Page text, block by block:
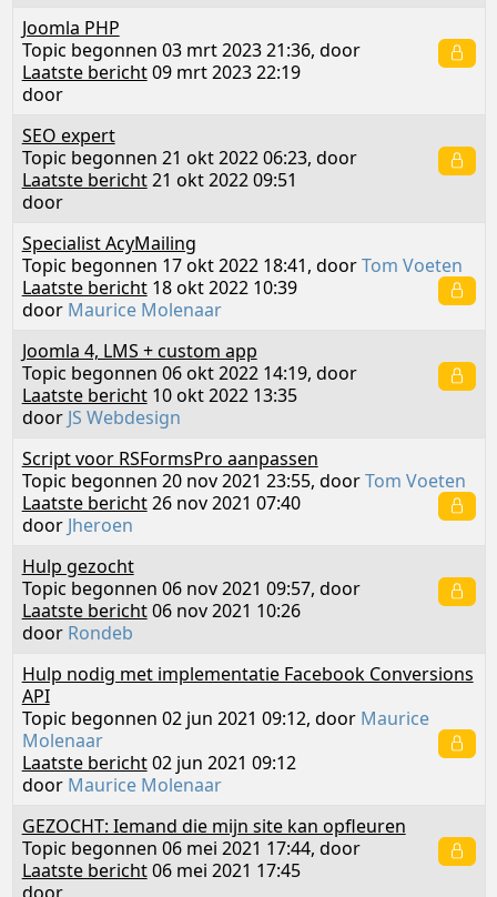
Joomla PHP
Topic begonnen 03 mrt 2023 21:36, door
Laatste bericht09 mrt 2023 22:19
door
SEO expert
Topic begonnen 21 okt 2022 06:23, door
Laatste bericht21 okt 2022 09:51
door
Specialist AcyMailing
Topic begonnen 17 okt 2022 18:41, doorTom Voeten
Laatste bericht18 okt 2022 10:39
door Maurice Molenaar
Joomla 4, LMS + custom app
Topic begonnen 06 okt 2022 14:19, door
Laatste bericht10 okt 2022 13:35
door JS Webdesign
Script voor RSFormsPro aanpassen
Topic begonnen 20 nov 2021 23:55, doorTom Voeten
Laatste bericht26 nov 2021 07:40
door Jheroen
Hulp gezocht
Topic begonnen 06 nov 2021 09:57, door
Laatste bericht06 nov 2021 10:26
door Rondeb
Hulp nodig met implementatie Facebook Conversions
API
Topic begonnen 02 jun 2021 09:12, door Maurice
Molenaar
Laatste bericht02 jun 2021 09:12
door Maurice Molenaar
GEZOCHT: Iemand die mijn site kan opfleuren
Topic begonnen 06 mei 2021 17:44, door
Laatste bericht06 mei 2021 17:45